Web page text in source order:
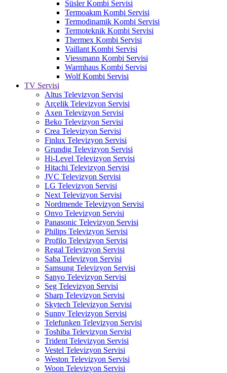
Süsler Kombi Servisi
Termoakım Kombi Servisi
Termodinamik Kombi Servisi
Termoteknik Kombi Servisi
Thermex Kombi Servisi
Vaillant Kombi Servisi
Viessmann Kombi Servisi
Warmhaus Kombi Servisi
Wolf Kombi Servisi
TV Servisi
Altus Televizyon Servisi
Arçelik Televizyon Servisi
Axen Televizyon Servisi
Beko Televizyon Servisi
Crea Televizyon Servisi
Finlux Televizyon Servisi
Grundig Televizyon Servisi
Hi-Level Televizyon Servisi
Hitachi Televizyon Servisi
JVC Televizyon Servisi
LG Televizyon Servisi
Next Televizyon Servisi
Nordmende Televizyon Servisi
Onvo Televizyon Servisi
Panasonic Televizyon Servisi
Philips Televizyon Servisi
Profilo Televizyon Servisi
Regal Televizyon Servisi
Saba Televizyon Servisi
Samsung Televizyon Servisi
Sanyo Televizyon Servisi
Seg Televizyon Servisi
Sharp Televizyon Servisi
Skytech Televizyon Servisi
Sunny Televizyon Servisi
Telefunken Televizyon Servisi
Toshiba Televizyon Servisi
Trident Televizyon Servisi
Vestel Televizyon Servisi
Weston Televizyon Servisi
Woon Televizyon Servisi